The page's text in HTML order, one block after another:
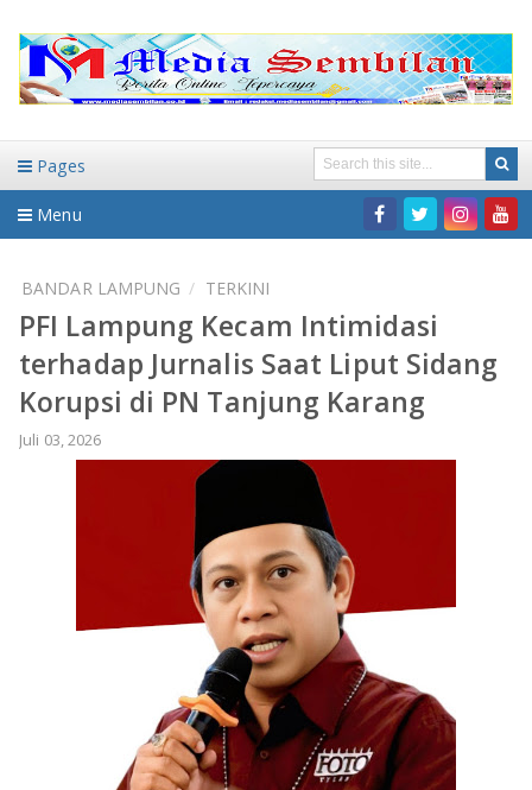
Pages
Menu
DAERAH
NASIONAL
DAERAH
LAMPUNG TIMUR
LAMPUNG BARAT
HUKUM-KRIMINAL
PENDIDIKAN
BANDAR LAMPUNG TERKINI
PFI Lampung Kecam Intimidasi
terhadap Jurnalis Saat Liput Sidang
Korupsi di PN Tanjung Karang
Juli 03, 2026